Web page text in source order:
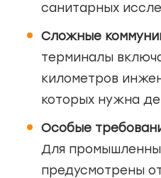
санитарных
Сложные
терминалы
километров
которых нужна
Особые
Для
предусмотрены